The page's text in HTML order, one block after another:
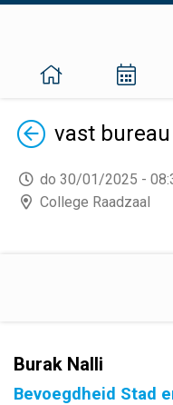
Terugvast bureau
do 30/01/2025 -
College Raadzaal
Burak Nalli
Bevoegdheid Stad